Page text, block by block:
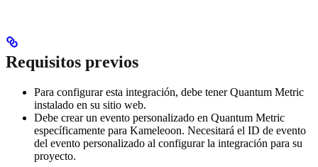
Requisitos previos
Para configurar esta integración, debe tener Quantum Metric
instalado en su sitio web.
Debe crear un evento personalizado en Quantum Metric
específicamente para Kameleoon. Necesitará el ID de evento
del evento personalizado al configurar la integración para su
proyecto.